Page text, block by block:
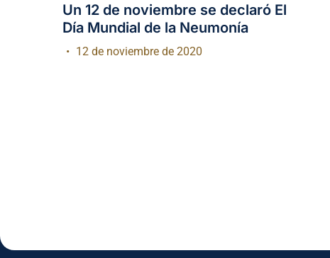
Un 12 de noviembre se declaró El
Día Mundial de la Neumonía
12 de noviembre de 2020